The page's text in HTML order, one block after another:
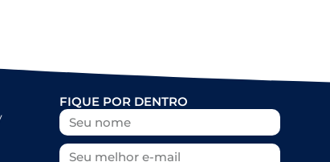
FIQUE POR DENTRO